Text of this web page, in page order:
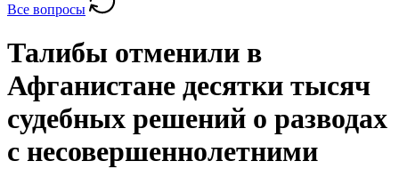
Все вопросы
Талибы отменили в
Афганистане десятки тысяч
судебных решений о разводах
с несовершеннолетними